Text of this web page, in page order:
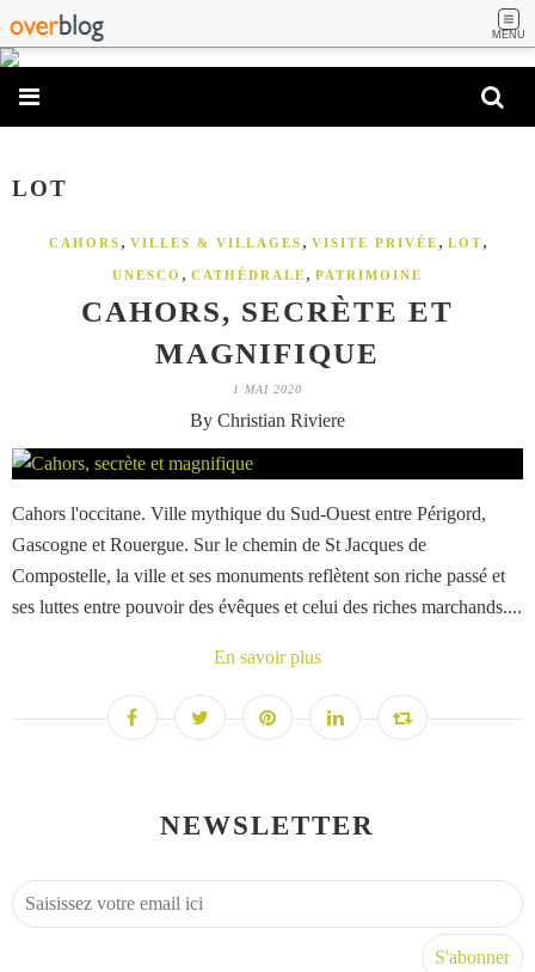
MENU
LOT
CAHORS , VILLES & VILLAGES , VISITE PRIVÉE , LOT,
UNESCO , CATHÉDRALE , PATRIMOINE
CAHORS, SECRÈTE ET
MAGNIFIQUE
1 MAI 2020
By Christian Riviere
Cahors l'occitane. Ville mythique du Sud-Ouest entre Périgord,
Gascogne et Rouergue. Sur le chemin de St Jacques de
Compostelle, la ville et ses monuments reflètent son riche passé et
ses luttes entre pouvoir des évêques et celui des riches marchands....
En savoir plus
NEWSLETTER